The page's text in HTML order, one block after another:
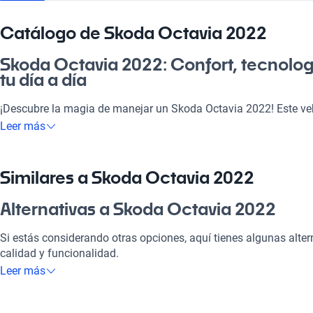
Catálogo de Skoda Octavia 2022
Skoda Octavia 2022: Confort,
tu día a día
¡Descubre la magia de manejar un Skoda Octavia 2022! Este
ir a la pega, sino que también se adapta a tus escapadas
Además, sus características de seguridad y tecnología
inversión que vale la pena.
¿Por qué elegir Skoda Octavia 2022?
Tecnología al servicio de tu comodidad
Disfrutá de la mejor tecnología con Tecnología moderna, lo que
Leer más
Similares a Skoda Octavia 2022
Alternativas a Skoda Octavia 2022
Si estás considerando otras opciones, aquí tienes algunas
calidad y funcionalidad.
Leer más